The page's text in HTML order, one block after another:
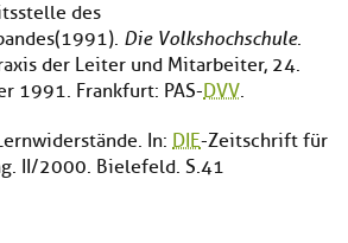
des
Die Volkshochschule.
der Leiter und Mitarbeiter, 24.
1991. Frankfurt: PAS-DVV.
In: DIE-Zeitschrift für
II/2000. Bielefeld. S.41